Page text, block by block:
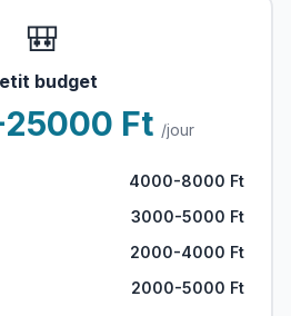
🎒
budget
Ft /jour
4000-8000 Ft
3000-5000 Ft
2000-4000 Ft
2000-5000 Ft